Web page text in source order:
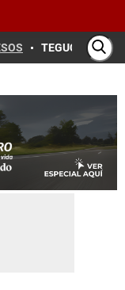
TEGUCIGALPA